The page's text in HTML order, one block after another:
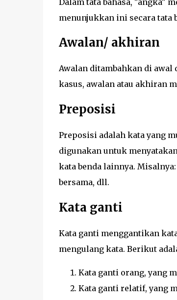
menunjukkan ini secara tata
Awalan/ akhiran
Awalan ditambahkan di
kasus, awalan atau akhiran
Preposisi
Preposisi adalah kata yang
digunakan untuk
kata benda lainnya.
bersama, dll.
Kata ganti
Kata ganti menggantikan
mengulang kata. Berikut
Kata ganti orang, yang
Kata ganti relatif, yang